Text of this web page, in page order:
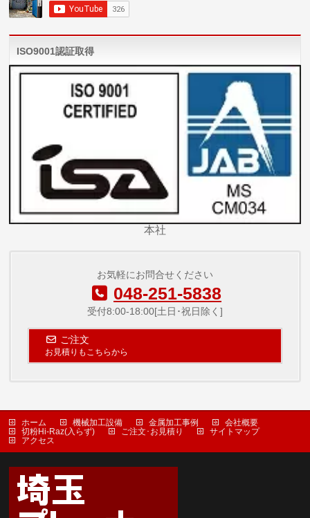
ISO9001認証取得
本社
お気軽にお問合せください
048-251-5838
受付8:00-18:00[土日･祝日除く]
ご注文
お見積りもこちらから
ホーム 機械加工設備 金属加工事例
会社概要
切粉Hi-Raz(入らず)
ご注文･お見積り
サイトマップ
アクセス